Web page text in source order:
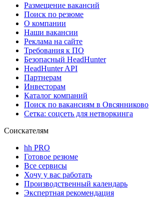
Размещение вакансий
Поиск по резюме
О компании
Наши вакансии
Реклама на сайте
Требования к ПО
Безопасный HeadHunter
HeadHunter API
Партнерам
Инвесторам
Каталог компаний
Поиск по вакансиям в Овсянниково
Сетка: соцсеть для нетворкинга
Соискателям
hh PRO
Готовое резюме
Все сервисы
Хочу у вас работать
Производственный календарь
Экспертная рекомендация